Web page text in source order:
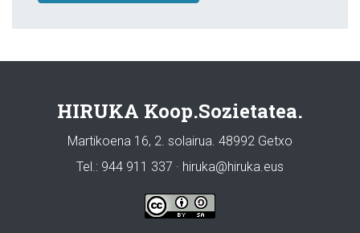
HIRUKA Koop.Sozietatea.
Martikoena 16, 2. solairua. 48992 Getxo
Tel.: 944 911 337 · hiruka@hiruka.eus